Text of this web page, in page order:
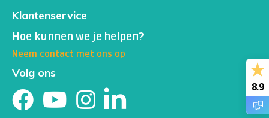
Klantenservice
Hoe kunnen we je helpen?
Neem contact met ons op
Volg ons
8.9